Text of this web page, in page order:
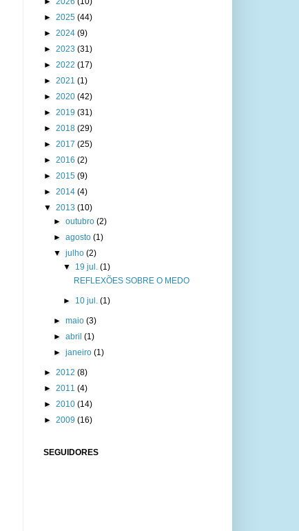
► 2025 (44)
► 2024 (9)
► 2023 (31)
► 2022 (17)
► 2021 (1)
► 2020 (42)
► 2019 (31)
► 2018 (29)
► 2017 (25)
► 2016 (2)
► 2015 (9)
► 2014 (4)
▼ 2013 (10)
► outubro (2)
► agosto (1)
▼ julho (2)
▼ 19 jul.(1)
REFLEXÕES SOBRE O MEDO
► 10 jul.(1)
► maio (3)
► abril (1)
► janeiro (1)
► 2012 (8)
► 2011 (4)
► 2010 (14)
► 2009 (16)
SEGUIDORES